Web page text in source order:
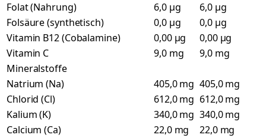
Folat (Nahrung)
6,0 µg
6,0 µg
Folsäure (synthetisch)
0,0 µg
0,0 µg
Vitamin B12 (Cobalamine)
0,00 µg
0,00 µg
Vitamin C
9,0 mg
9,0 mg
Mineralstoffe
Natrium (Na)
405,0 mg 405,0 mg
Chlorid (Cl)
612,0 mg 612,0 mg
Kalium (K)
340,0 mg 340,0 mg
Calcium (Ca)
22,0 mg
22,0 mg